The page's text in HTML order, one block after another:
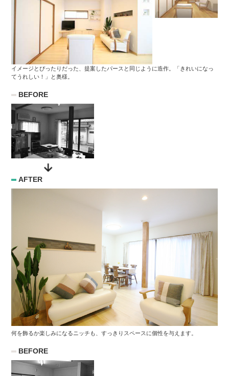
イメージとぴったりだった、提案したパースと同じように造作。「きれいになっ
てうれしい！」と奥様。
BEFORE
AFTER
何を飾るか楽しみになるニッチも、すっきりスペースに個性を与えます。
BEFORE